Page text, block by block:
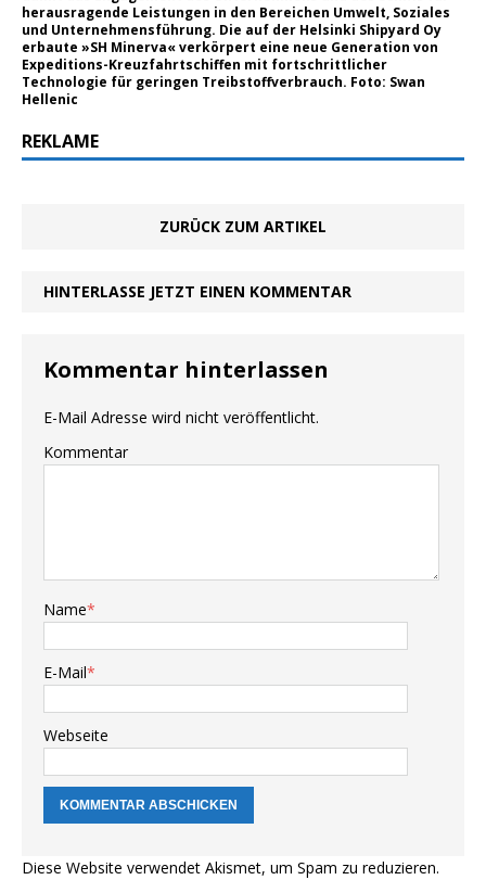
herausragende Leistungen in den Bereichen Umwelt, Soziales
und Unternehmensführung. Die auf der Helsinki Shipyard Oy
erbaute »SH Minerva« verkörpert eine neue Generation von
Expeditions-Kreuzfahrtschiffen mit fortschrittlicher
Technologie für geringen Treibstoffverbrauch. Foto: Swan
Hellenic
REKLAME
ZURÜCK ZUM ARTIKEL
HINTERLASSE JETZT EINEN KOMMENTAR
Kommentar hinterlassen
E-Mail Adresse wird nicht veröffentlicht.
Kommentar
Name*
E-Mail*
Webseite
Diese Website verwendet Akismet, um Spam zu reduzieren.